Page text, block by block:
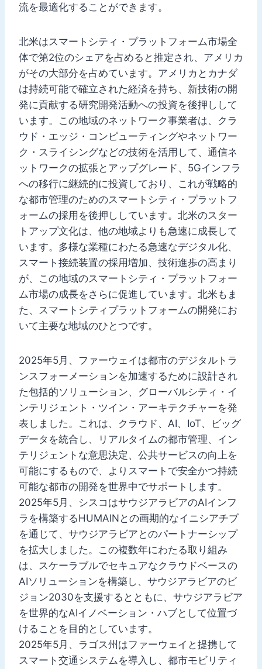
流を最適化することができます。
北米はスマートシティ・プラットフォーム市場全
体で第2位のシェアを占めると推定され、アメリカ
がその大部分を占めています。アメリカとカナダ
は持続可能で確立された経済を持ち、新技術の開
発に貢献する研究開発活動への投資を後押しして
います。この地域のネットワーク事業者は、クラ
ウド・エッジ・コンピューティングやネットワー
ク・スライシングなどの技術を活用して、通信ネ
ットワークの拡張とアップグレード、5Gインフラ
への移行に継続的に投資しており、これが戦略的
な都市管理のためのスマートシティ・プラットフ
ォームの採用を後押ししています。北米のスター
トアップ文化は、他の地域よりも急速に成長して
います。多様な業種にわたる急速なデジタル化、
スマート接続装置の採用増加、技術進歩の高まり
が、この地域のスマートシティ・プラットフォー
ム市場の成長をさらに促進しています。北米もま
た、スマートシティプラットフォームの開発にお
いて主要な地域のひとつです。
2025年5月、ファーウェイは都市のデジタルトラ
ンスフォーメーションを加速するために設計され
た包括的ソリューション、グローバルシティ・イ
ンテリジェント・ツイン・アーキテクチャーを発
表しました。これは、クラウド、AI、IoT、ビッグ
データを統合し、リアルタイムの都市管理、イン
テリジェントな意思決定、公共サービスの向上を
可能にするもので、よりスマートで安全かつ持続
可能な都市の開発を世界中でサポートします。
2025年5月、シスコはサウジアラビアのAIインフ
ラを構築するHUMAINとの画期的なイニシアチブ
を通じて、サウジアラビアとのパートナーシップ
を拡大しました。この複数年にわたる取り組み
は、スケーラブルでセキュアなクラウドベースの
AIソリューションを構築し、サウジアラビアのビ
ジョン2030を支援するとともに、サウジアラビア
を世界的なAIイノベーション・ハブとして位置づ
けることを目的としています。
2025年5月、ラゴス州はファーウェイと提携して
スマート交通システムを導入し、都市モビリティ